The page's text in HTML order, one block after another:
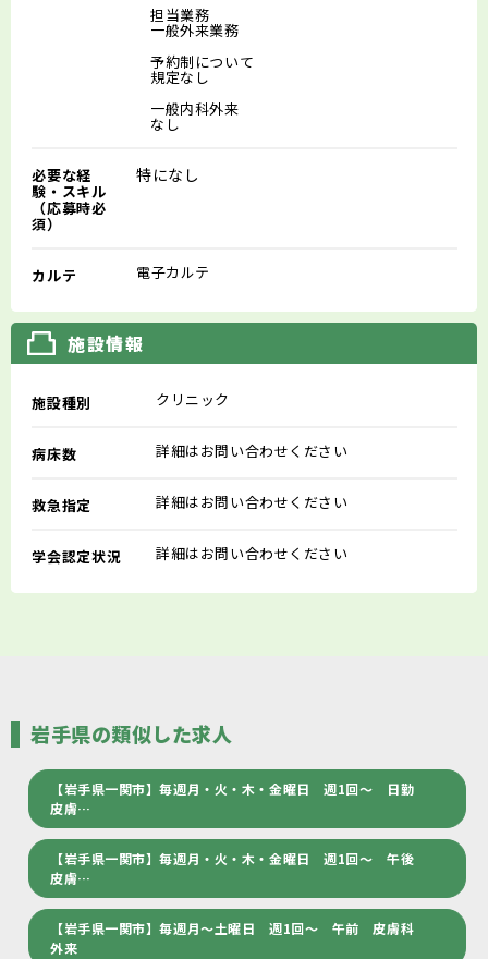
担当業務
一般外来業務
予約制について
規定なし
一般内科外来
なし
必要な経
験・スキル
（応募時必
須）
特になし
カルテ 電子カルテ
施設情報
施設種別 クリニック
病床数 詳細はお問い合わせください
救急指定 詳細はお問い合わせください
学会認定状況 詳細はお問い合わせください
岩手県の類似した求人
【岩手県一関市】毎週月・火・木・金曜日 週1回～ 日勤
皮膚…
【岩手県一関市】毎週月・火・木・金曜日 週1回～ 午後
皮膚…
【岩手県一関市】毎週月～土曜日 週1回～ 午前 皮膚科
外来